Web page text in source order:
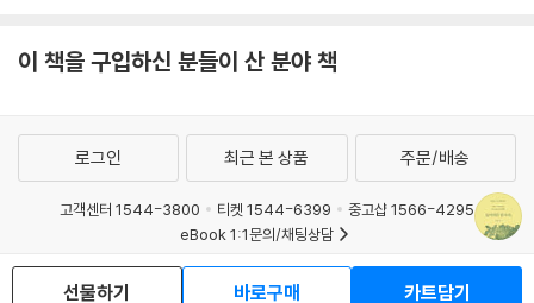
그는 비밀의 표지를 발견하고, “금지된 장소에 던져진 침입자”처럼 “인간
꿈꾸게 하는 곳이다. 그는 억눌렸던 영혼이 해방되고 영감이 솟구치는 것
을 느낀다. 주인공이 살던 세계적 대도시에서 비행기로 불과 세시간 거리,
이 밀림 속 원형의 세계는 너무나 달라서 마치 환영 같지만 엄연히 실재하
는 곳이다. 거대한 강을 거슬러 올라간 그의 여정은 시간을 거슬러 오르는
과정, 같은 시간대에 있지만 완전히 다른 세계를 발견하고 자신을 찾아가
는 모험이었다. 작가는 지구상에 없는 가상의 공간 ‘산따 모니까 데 로스 베
이 책을 구입하신 분들이 산 분야 책
선물하기 바로구매 카트담기
로그인 최근 본 상품 주문/배송
고객센터 1544-3800 티켓 1544-6399
중고샵 1566-4295
eBook 1:1문의/채팅상담
예스이십사(주) 사업자 정보